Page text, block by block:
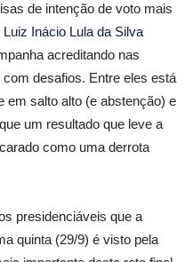
de intenção de voto mais
Luiz Inácio Lula da Silva
acreditando nas
desafios. Entre eles está
em salto alto (e abstenção) e
um resultado que leve a
como uma derrota
presidenciáveis que a
quinta (29/9) é visto pela